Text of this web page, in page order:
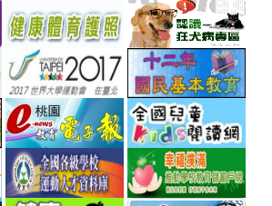
to
http://teachernet.moe.edu.tw/MAIN/index.aspx
link
to
https://airtw.epa.gov.tw/
link
to
http://
link
link
to
http://www.perdc.ntnu.edu.tw/anti-
flu/catalog.php?
MainCatalogID=2
link
http://
link
to
http://epaper.edu.tw/
link
to
http://163.30.192.132/
link
to
link
to
to